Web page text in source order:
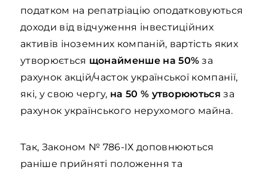
податком на репатріацію оподатковуються
доходи від відчуження інвестиційних
активів іноземних компаній, вартість яких
утворюється щонайменше на 50% за
рахунок акцій/часток української компанії,
які, у свою чергу, на 50 % утворюються за
рахунок українського нерухомого майна.
Так, Законом № 786-ІХ доповнюються
раніше прийняті положення та